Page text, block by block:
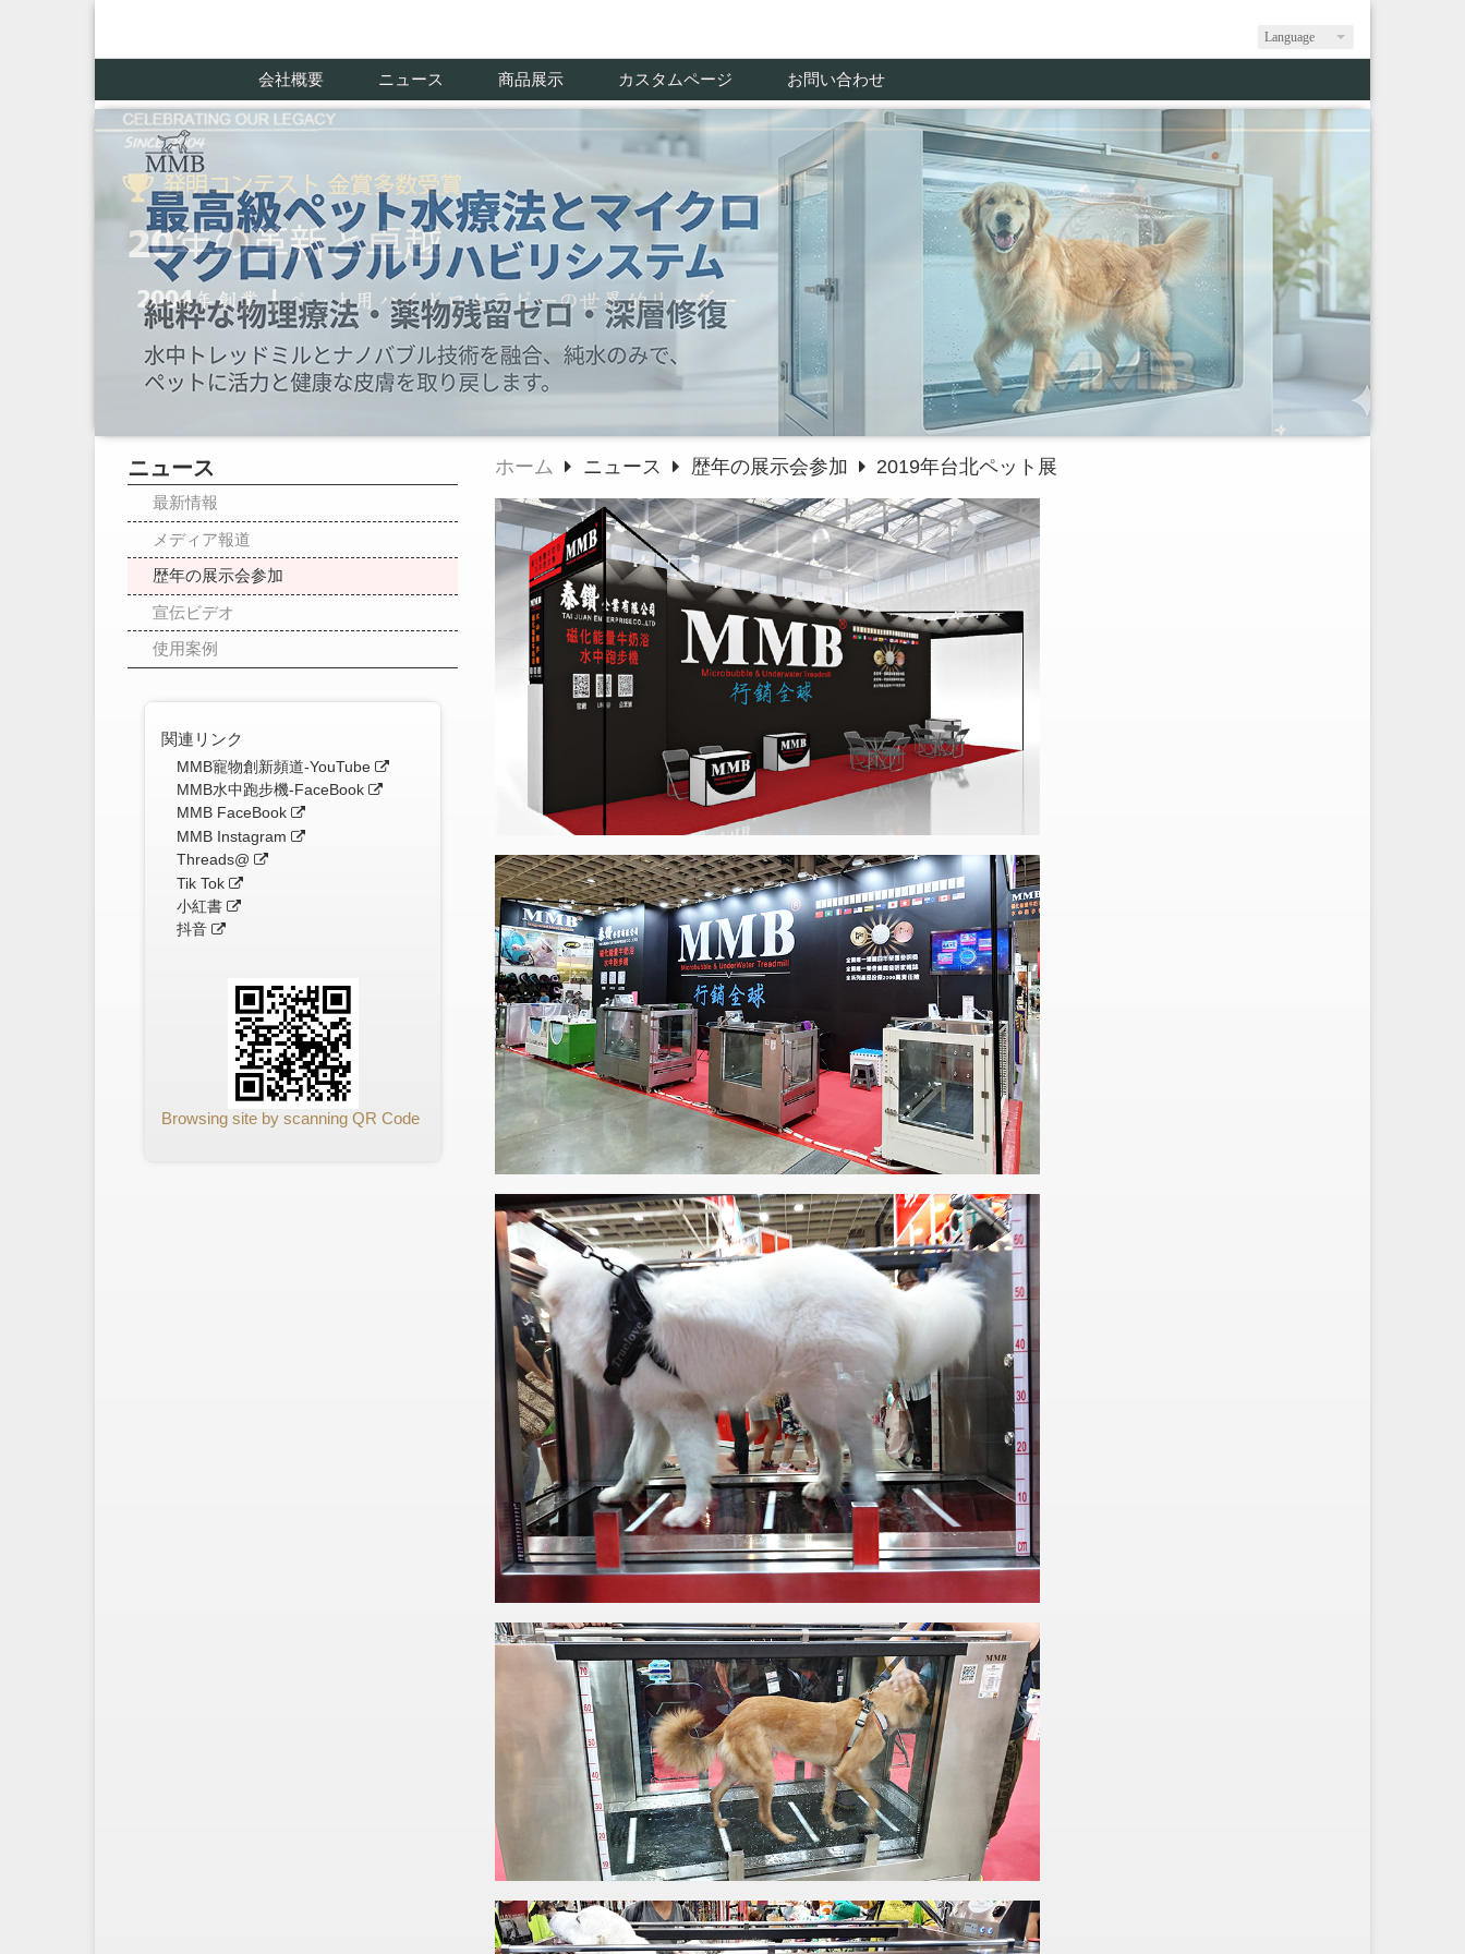
Language
会社概要 ニュース 商品展示 カスタムページ お問い合わせ
ニュース
最新情報
メディア報道
歴年の展示会参加
宣伝ビデオ
使用案例
関連リンク
MMB寵物創新頻道-YouTube
MMB水中跑步機-FaceBook
MMB FaceBook
MMB Instagram
Threads@
Tik Tok
小紅書
抖音
Browsing site by scanning QR Code
ホーム ニュース 歴年の展示会参加 2019年台北ペット展